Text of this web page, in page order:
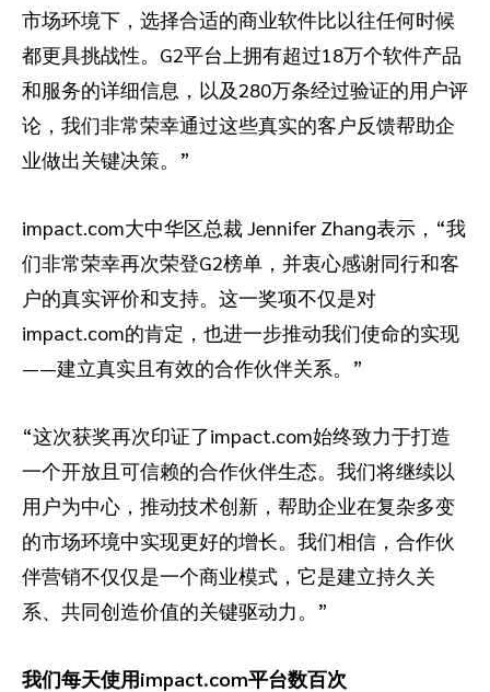
市场环境下，选择合适的商业软件比以往任何时候
都更具挑战性。G2平台上拥有超过18万个软件产品
和服务的详细信息，以及280万条经过验证的用户评
论，我们非常荣幸通过这些真实的客户反馈帮助企
业做出关键决策。”
impact.com大中华区总裁 Jennifer Zhang表示，“我
们非常荣幸再次荣登G2榜单，并衷心感谢同行和客
户的真实评价和支持。这一奖项不仅是对
impact.com的肯定，也进一步推动我们使命的实现
——建立真实且有效的合作伙伴关系。”
“这次获奖再次印证了impact.com始终致力于打造
一个开放且可信赖的合作伙伴生态。我们将继续以
用户为中心，推动技术创新，帮助企业在复杂多变
的市场环境中实现更好的增长。我们相信，合作伙
伴营销不仅仅是一个商业模式，它是建立持久关
系、共同创造价值的关键驱动力。”
我们每天使用impact.com平台数百次